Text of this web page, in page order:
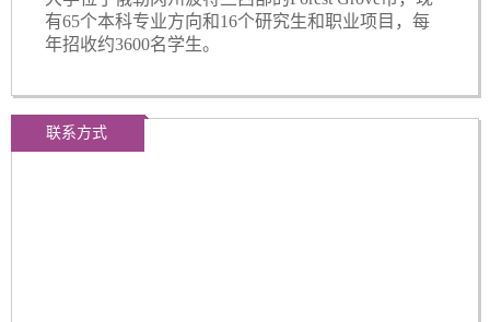
有65个本科专业方向和16个研究生和职业项目，每
年招收约3600名学生。
联系方式